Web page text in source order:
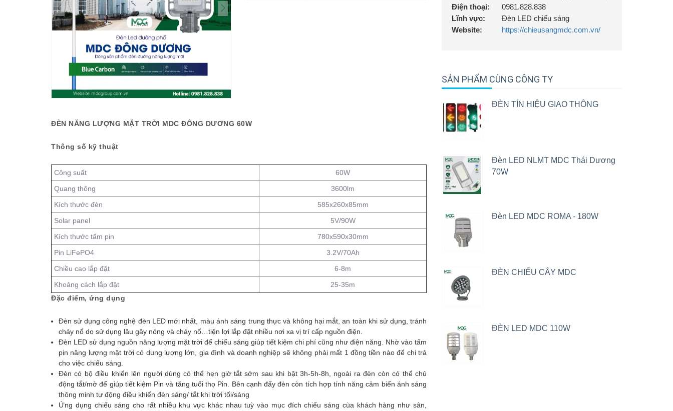
ĐÈN NĂNG LƯỢNG MẶT TRỜI MDC ĐÔNG DƯƠNG 60W
Thông số kỹ thuật
Công suất
60W
Quang thông
3600lm
Kích thước đèn
585x260x85mm
Solar panel
5V/90W
Kích thước tấm pin
780x590x30mm
Pin LiFePO4
3.2V/70Ah
Chiều cao lắp đặt
6-8m
Khoảng cách lắp đặt
25-35m
Đặc điểm, ứng dụng
Đèn sử dụng công nghệ đèn LED mới nhất, màu ánh sáng trung thực và không hại mắt, an toàn khi sử dụng, tránh
cháy nổ do sử dụng lâu gây nóng và cháy nổ…tiện lợi lắp đặt nhiều nơi xa vị trí cấp nguồn điện.
Đèn LED sử dụng nguồn năng lượng mặt trời để chiếu sáng giúp tiết kiệm chi phí cũng như điện năng. Nhờ vào tấm
pin năng lượng mặt trời có dung lượng lớn, gia đình và doanh nghiệp sẽ không phải mất 1 đồng tiền nào để chi trả
cho việc chiếu sáng.
Đèn có bộ điều khiển lên người dùng có thể hẹn giờ tắt sớm sau khi bật 3h-5h-8h, ngoài ra đèn còn có thể chủ
động tắt/mở để giúp tiết kiệm Pin và tăng tuổi thọ Pin. Bên cạnh đấy đèn còn tích hợp tính năng cảm biến ánh sáng
thông minh tự động điều khiển đèn sáng/ tắt khi trời tối/sáng
Ứng dụng chiếu sáng cho rất nhiều khu vực khác nhau tuỳ vào mục đích chiếu sáng cùa khách hàng như sân,
Điện thoại:
0981.828.838
Lĩnh vực:
Đèn LED chiếu sáng
Website:
https://chieusangmdc.com.vn/
SẢN PHẨM CÙNG CÔNG TY
ĐÈN TÍN HIỆU GIAO THÔNG
Đèn LED NLMT MDC Thái Dương
70W
Đèn LED MDC ROMA - 180W
ĐÈN CHIẾU CÂY MDC
ĐÈN LED MDC 110W